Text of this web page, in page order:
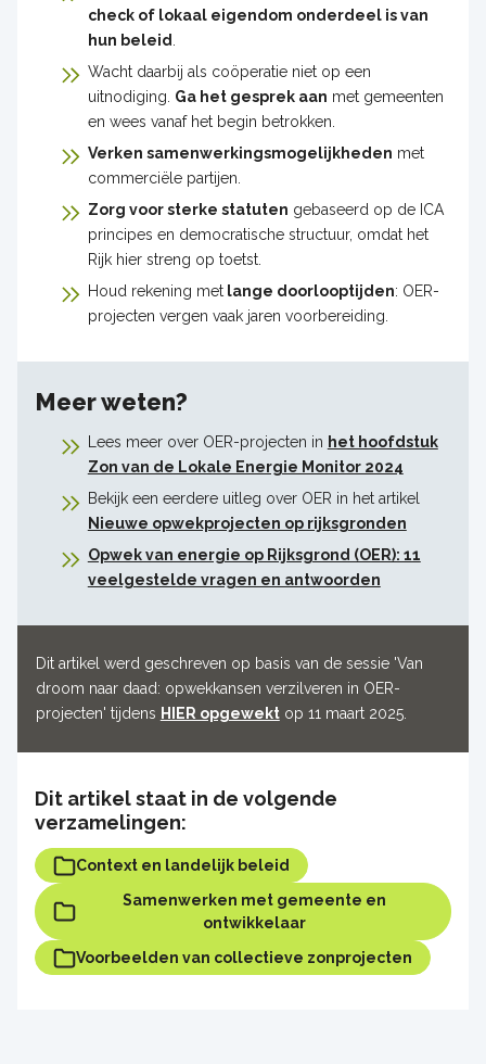
check of lokaal eigendom onderdeel is van
hun beleid
Wacht daarbij als coöperatie niet op een
uitnodiging. Ga het gesprek aan met gemeenten
en wees vanaf het begin betrokken.
Verken samenwerkingsmogelijkheden met
commerciële partijen.
Zorg voor sterke statuten gebaseerd op de ICA
principes en democratische structuur, omdat het
Rijk hier streng op toetst.
Houd rekening metlange doorlooptijden: OER-
projecten vergen vaak jaren voorbereiding.
Meer weten?
Lees meer over OER-projecten in het hoofdstuk
Zon van de Lokale Energie Monitor 2024
Bekijk een eerdere uitleg over OER in het artikel
Nieuwe opwekprojecten op rijksgronden
Opwek van energie op Rijksgrond (OER): 11
veelgestelde vragen en antwoorden
Dit artikel werd geschreven op basis van de sessie 'Van
droom naar daad: opwekkansen verzilveren in OER-
projecten' tijdens HIER opgewektop 11 maart 2025.
Dit artikel staat in de volgende
verzamelingen:
Context en landelijk beleid
Samenwerken met gemeente en
ontwikkelaar
Voorbeelden van collectieve zonprojecten